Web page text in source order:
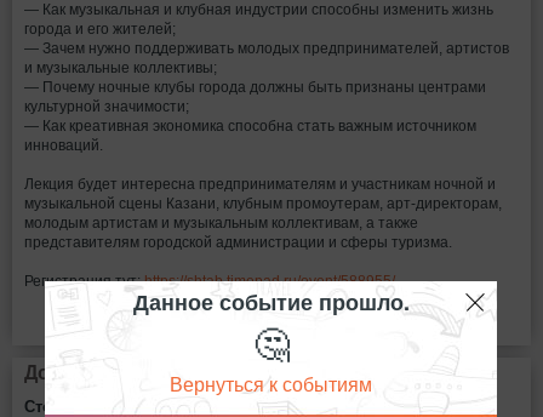
— Как музыкальная и клубная индустрии способны изменить жизнь
города и его жителей;
— Зачем нужно поддерживать молодых предпринимателей, артистов
и музыкальные коллективы;
— Почему ночные клубы города должны быть признаны центрами
культурной значимости;
— Как креативная экономика способна стать важным источником
инноваций.
Лекция будет интересна предпринимателям и участникам ночной и
музыкальной сцены Казани, клубным промоутерам, арт-директорам,
молодым артистам и музыкальным коллективам, а также
представителям городской администрации и сферы туризма.
Регистрация тут:https://shtab.timepad.ru/event/588955/
Дополнительная информация
Стоимость билетов:
Данное событие прошло.
🤔
Вернуться к событиям